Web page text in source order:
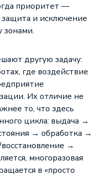
приоритет —
и исключение
зонами.
другую задачу:
где воздействие
Их отличие не
то, что здесь
цикла: выдача →
→ обработка →
→
многоразовая
в «просто